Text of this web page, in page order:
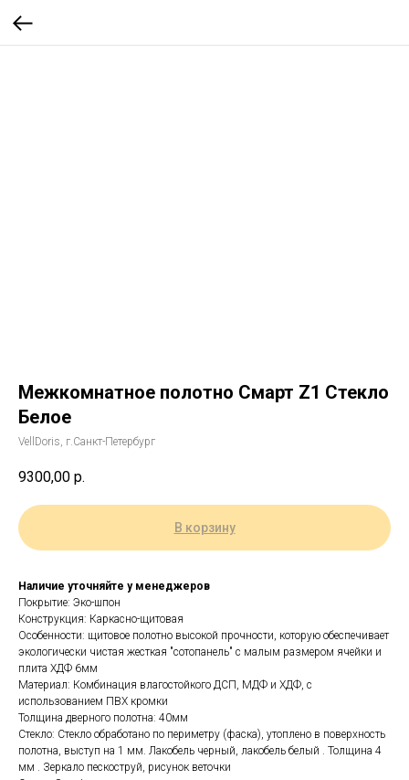
Межкомнатное полотно Смарт Z1 Стекло
Белое
VellDoris, г.Санкт-Петербург
9300,00 р.
В корзину
Наличие уточняйте у менеджеров
Покрытие: Эко-шпон
Конструкция: Каркасно-щитовая
Особенности: щитовое полотно высокой прочности, которую обеспечивает
экологически чистая жесткая "сотопанель" с малым размером ячейки и
плита ХДФ 6мм
Материал: Комбинация влагостойкого ДСП, МДФ и ХДФ, с
использованием ПВХ кромки
Толщина дверного полотна: 40мм
Стекло: Стекло обработано по периметру (фаска), утоплено в поверхность
полотна, выступ на 1 мм. Лакобель черный, лакобель белый . Толщина 4
мм . Зеркало пескоструй, рисунок веточки